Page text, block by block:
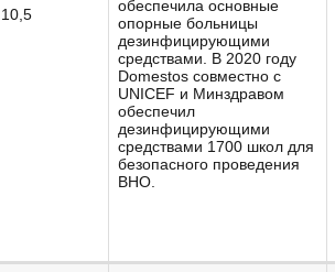
10,5
обеспечила основные
опорные больницы
дезинфицирующими
средствами. В 2020 году
Domestos совместно с
UNICEF и Минздравом
обеспечил
дезинфицирующими
средствами 1700 школ для
безопасного проведения
ВНО.